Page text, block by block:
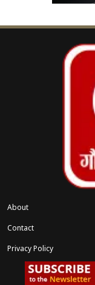
‹
About
Contact
Privacy Policy